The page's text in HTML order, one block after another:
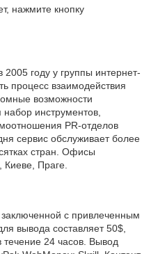
нажмите кнопку
2005 году у группы интернет-
процесс взаимодействия
возможности
инструментов,
PR-отделов
сервис обслуживает более
стран. Офисы
Праге.
с привлеченным
вывода составляет 50$,
течение 24 часов. Вывод